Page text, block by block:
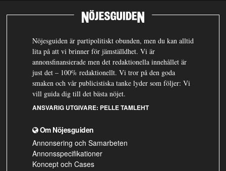
Nöjesguiden är partipolitiskt obunden, men du kan alltid
lita på att vi brinner för jämställdhet. Vi är
annonsfinansierade men det redaktionella innehållet är
just det – 100% redaktionellt. Vi tror på den goda
smaken och vår publicistiska tanke lyder som följer: Vi
vill guida dig till det bästa nöjet.
ANSVARIG UTGIVARE: PELLE TAMLEHT
Om Nöjesguiden
Annonsering och Samarbeten
Annonsspecifikationer
Koncept och Cases